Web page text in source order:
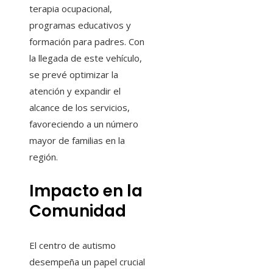
terapia ocupacional,
programas educativos y
formación para padres. Con
la llegada de este vehículo,
se prevé optimizar la
atención y expandir el
alcance de los servicios,
favoreciendo a un número
mayor de familias en la
región.
Impacto en la
Comunidad
El centro de autismo
desempeña un papel crucial